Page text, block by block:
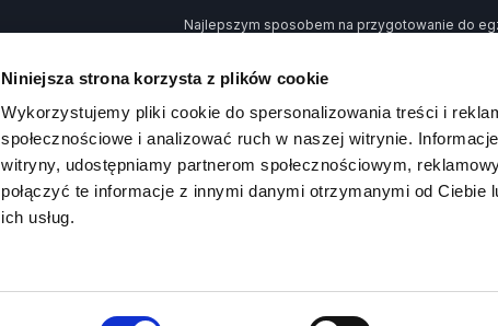
Niniejsza strona korzysta z plików cookie
Wykorzystujemy pliki cookie do spersonalizowania treści i
społecznościowe i analizować ruch w naszej witrynie.
witryny, udostępniamy partnerom społecznościowym,
połączyć te informacje z innymi danymi otrzymanymi od
ich usług.
Najlepszym sposobem na przygotowanie do